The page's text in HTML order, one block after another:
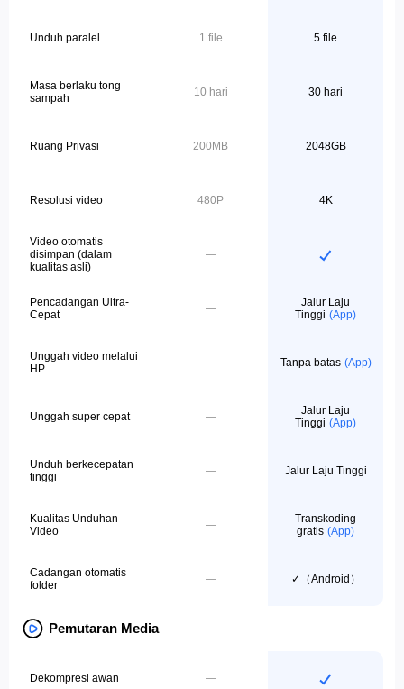
Unduh paralel 1 file 5 file
Masa berlaku tong
sampah
10 hari 30 hari
Ruang Privasi 200MB 2048GB
Resolusi video 480P 4K
Video otomatis
disimpan (dalam
kualitas asli)
—
Pencadangan Ultra-
Cepat
—
Jalur Laju
Tinggi
Unggah video melalui
HP
— Tanpa batas
Unggah super cepat —
Jalur Laju
Tinggi
Unduh berkecepatan
tinggi
— Jalur Laju Tinggi
Kualitas Unduhan
Video
—
Transkoding
gratis
Cadangan otomatis
folder
— ✓（Android）
Pemutaran Media
Dekompresi awan —